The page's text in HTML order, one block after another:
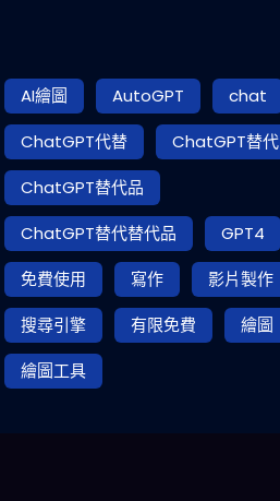
AI繪圖 AutoGPT
chat
ChatGPT代替
ChatGPT替代
ChatGPT替代品
ChatGPT替代替代品
GPT4
免費使用
寫作
影片製作
搜尋引擎
有限免費
繪圖
繪圖工具